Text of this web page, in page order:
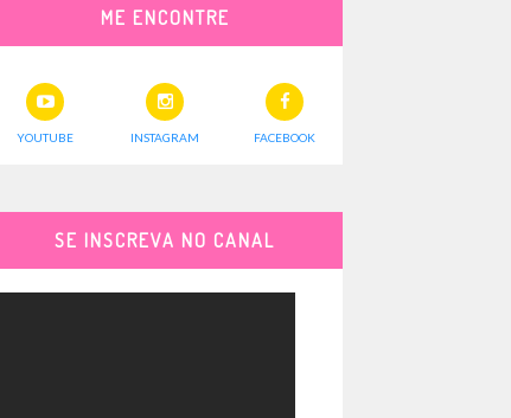
ME ENCONTRE
YOUTUBE INSTAGRAM FACEBOOK
SE INSCREVA NO CANAL